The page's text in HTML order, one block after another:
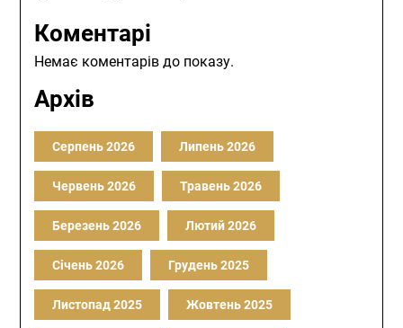
Коментарі
Немає коментарів до показу.
Архів
Серпень 2026 Липень 2026
Червень 2026 Травень 2026
Березень 2026 Лютий 2026
Січень 2026 Грудень 2025
Листопад 2025 Жовтень 2025